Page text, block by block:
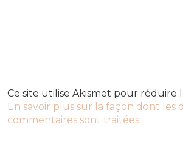
Ce site utilise Akismet pour réduire
En savoir plus sur la façon dont les
commentaires sont traitées.